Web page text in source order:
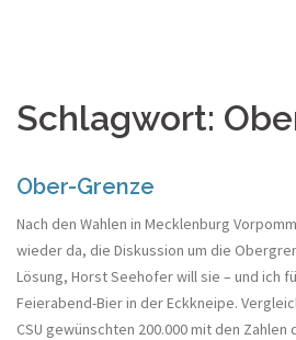
Schlagwort:
Ober-Grenze
Nach den Wahlen in Mecklenburg
wieder da, die Diskussion um die
Lösung, Horst Seehofer will sie – und ich
Feierabend-Bier in der Eckkneipe.
CSU gewünschten 200.000 mit den